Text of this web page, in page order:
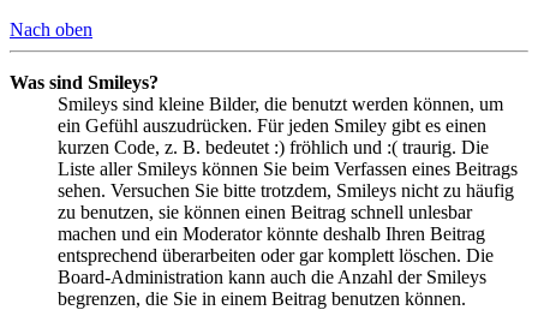
Nach oben
Was sind Smileys?
Smileys sind kleine Bilder, die benutzt werden können, um
ein Gefühl auszudrücken. Für jeden Smiley gibt es einen
kurzen Code, z. B. bedeutet :) fröhlich und :( traurig. Die
Liste aller Smileys können Sie beim Verfassen eines Beitrags
sehen. Versuchen Sie bitte trotzdem, Smileys nicht zu häufig
zu benutzen, sie können einen Beitrag schnell unlesbar
machen und ein Moderator könnte deshalb Ihren Beitrag
entsprechend überarbeiten oder gar komplett löschen. Die
Board-Administration kann auch die Anzahl der Smileys
begrenzen, die Sie in einem Beitrag benutzen können.